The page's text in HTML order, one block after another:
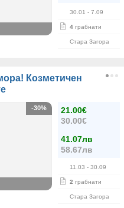
30.01 - 7.09
4 грабнати
Стара Загора
Козметичен
21.00€
30.00€
41.07лв
58.67лв
11.03 - 30.09
2 грабнати
Стара Загора
-30%